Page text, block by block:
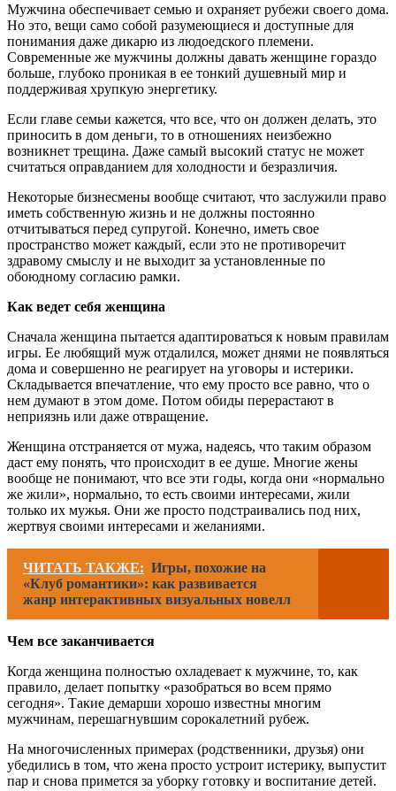
Мужчина обеспечивает семью и охраняет рубежи своего дома.
Но это, вещи само собой разумеющиеся и доступные для
понимания даже дикарю из людоедского племени.
Современные же мужчины должны давать женщине гораздо
больше, глубоко проникая в ее тонкий душевный мир и
поддерживая хрупкую энергетику.
Если главе семьи кажется, что все, что он должен делать, это
приносить в дом деньги, то в отношениях неизбежно
возникнет трещина. Даже самый высокий статус не может
считаться оправданием для холодности и безразличия.
Некоторые бизнесмены вообще считают, что заслужили право
иметь собственную жизнь и не должны постоянно
отчитываться перед супругой. Конечно, иметь свое
пространство может каждый, если это не противоречит
здравому смыслу и не выходит за установленные по
обоюдному согласию рамки.
Как ведет себя женщина
Сначала женщина пытается адаптироваться к новым правилам
игры. Ее любящий муж отдалился, может днями не появляться
дома и совершенно не реагирует на уговоры и истерики.
Складывается впечатление, что ему просто все равно, что о
нем думают в этом доме. Потом обиды перерастают в
неприязнь или даже отвращение.
Женщина отстраняется от мужа, надеясь, что таким образом
даст ему понять, что происходит в ее душе. Многие жены
вообще не понимают, что все эти годы, когда они «нормально
же жили», нормально, то есть своими интересами, жили
только их мужья. Они же просто подстраивались под них,
жертвуя своими интересами и желаниями.
ЧИТАТЬ ТАКЖЕ: Игры, похожие на
«Клуб романтики»: как развивается
жанр интерактивных визуальных новелл
Чем все заканчивается
Когда женщина полностью охладевает к мужчине, то, как
правило, делает попытку «разобраться во всем прямо
сегодня». Такие демарши хорошо известны многим
мужчинам, перешагнувшим сорокалетний рубеж.
На многочисленных примерах (родственники, друзья) они
убедились в том, что жена просто устроит истерику, выпустит
пар и снова примется за уборку готовку и воспитание детей.